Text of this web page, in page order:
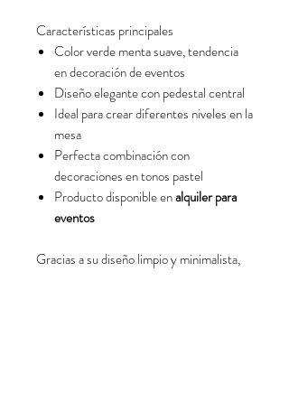
Características principales
Color verde menta suave, tendencia
en decoración de eventos
Diseño elegante con pedestal central
Ideal para crear diferentes niveles en la
mesa
Perfecta combinación con
decoraciones en tonos pastel
Producto disponible enalquiler para
eventos
Gracias a su diseño limpio y minimalista,